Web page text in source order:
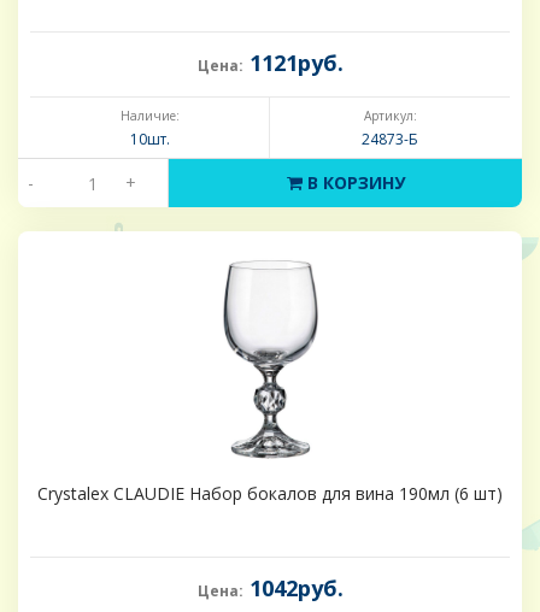
Цена: 1121руб.
Наличие:
10шт.
Артикул:
24873-Б
- + В КОРЗИНУ
Crystalex CLAUDIE Набор бокалов для вина 190мл (6 шт)
Цена: 1042руб.